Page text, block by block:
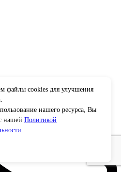
файлы cookies для улучшения
нашего ресурса, Вы
нашей Политикой
.